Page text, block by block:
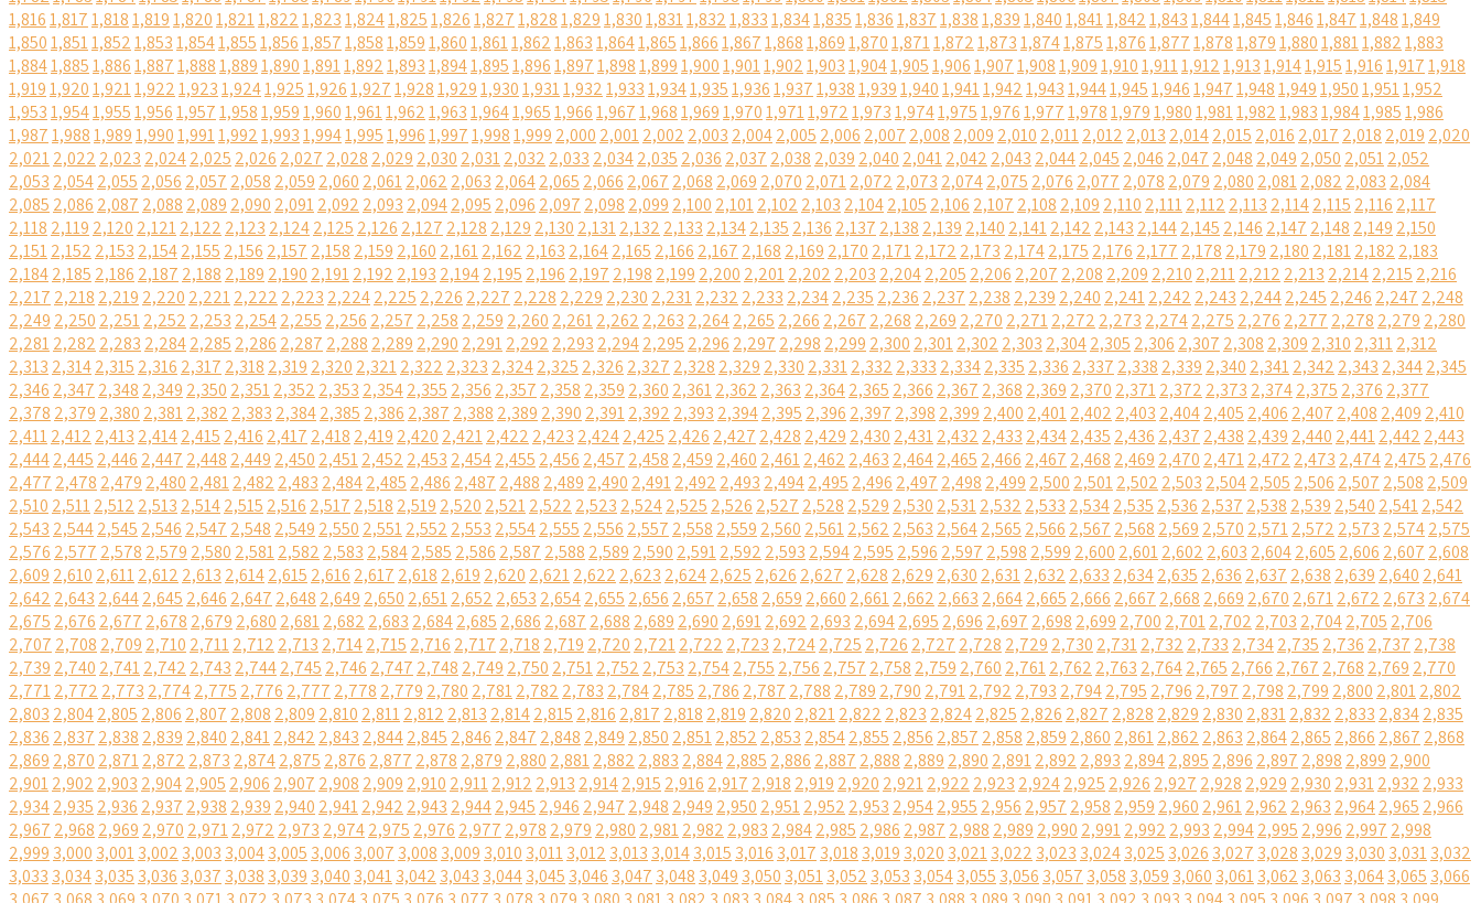
1,8161,8171,8181,8191,8201,8211,8221,8231,8241,8251,8261,8271,8281,8291,8301,8311,8321,8331,8341,8351,8361,8371,8381,8391,8401,8411,8421,8431,8441,8451,8461,8471,8481,849
1,8501,8511,8521,8531,8541,8551,8561,8571,8581,8591,8601,8611,8621,8631,8641,8651,8661,8671,8681,8691,8701,8711,8721,8731,8741,8751,8761,8771,8781,8791,8801,8811,8821,883
1,8841,8851,8861,8871,8881,8891,8901,8911,8921,8931,8941,8951,8961,8971,8981,8991,9001,9011,9021,9031,9041,9051,9061,9071,9081,9091,9101,9111,9121,9131,9141,9151,9161,9171,918
1,9191,9201,9211,9221,9231,9241,9251,9261,9271,9281,9291,9301,9311,9321,9331,9341,9351,9361,9371,9381,9391,9401,9411,9421,9431,9441,9451,9461,9471,9481,9491,9501,9511,952
1,9531,9541,9551,9561,9571,9581,9591,9601,9611,9621,9631,9641,9651,9661,9671,9681,9691,9701,9711,9721,9731,9741,9751,9761,9771,9781,9791,9801,9811,9821,9831,9841,9851,986
1,9871,9881,9891,9901,9911,9921,9931,9941,9951,9961,9971,9981,999 2,000 2,0012,002 2,003 2,0042,005 2,006 2,007 2,008 2,009 2,010 2,0112,012 2,013 2,0142,015 2,016 2,017 2,018 2,019 2,020
2,0212,022 2,023 2,0242,025 2,026 2,027 2,028 2,029 2,030 2,0312,032 2,033 2,0342,035 2,036 2,037 2,038 2,039 2,040 2,0412,042 2,043 2,0442,045 2,046 2,047 2,048 2,049 2,050 2,0512,052
2,053 2,0542,055 2,056 2,057 2,058 2,059 2,060 2,0612,062 2,063 2,0642,065 2,066 2,067 2,068 2,069 2,070 2,0712,072 2,073 2,0742,075 2,076 2,077 2,078 2,079 2,080 2,0812,082 2,083 2,084
2,085 2,086 2,087 2,088 2,089 2,090 2,0912,092 2,093 2,0942,095 2,096 2,097 2,098 2,099 2,100 2,1012,102 2,103 2,1042,105 2,106 2,107 2,108 2,109 2,110 2,1112,112 2,113 2,1142,115 2,116 2,117
2,118 2,119 2,120 2,1212,122 2,123 2,1242,125 2,126 2,127 2,128 2,129 2,130 2,1312,132 2,133 2,1342,135 2,136 2,137 2,138 2,139 2,140 2,1412,142 2,143 2,1442,145 2,146 2,147 2,148 2,149 2,150
2,1512,152 2,153 2,1542,155 2,156 2,157 2,158 2,159 2,160 2,1612,162 2,163 2,1642,165 2,166 2,167 2,168 2,169 2,170 2,1712,172 2,173 2,1742,175 2,176 2,177 2,178 2,179 2,180 2,1812,182 2,183
2,1842,185 2,186 2,187 2,188 2,189 2,190 2,1912,192 2,193 2,1942,195 2,196 2,197 2,198 2,199 2,200 2,2012,202 2,203 2,2042,205 2,206 2,207 2,208 2,209 2,210 2,2112,212 2,213 2,2142,215 2,216
2,217 2,218 2,219 2,220 2,2212,222 2,223 2,2242,225 2,226 2,227 2,228 2,229 2,230 2,2312,232 2,233 2,2342,235 2,236 2,237 2,238 2,239 2,240 2,2412,242 2,243 2,2442,245 2,246 2,247 2,248
2,249 2,250 2,2512,252 2,253 2,2542,255 2,256 2,257 2,258 2,259 2,260 2,2612,262 2,263 2,2642,265 2,266 2,267 2,268 2,269 2,270 2,2712,272 2,273 2,2742,275 2,276 2,277 2,278 2,279 2,280
2,2812,282 2,283 2,2842,285 2,286 2,287 2,288 2,289 2,290 2,2912,292 2,293 2,2942,295 2,296 2,297 2,298 2,299 2,300 2,3012,302 2,303 2,3042,305 2,306 2,307 2,308 2,309 2,310 2,3112,312
2,313 2,3142,315 2,316 2,317 2,318 2,319 2,320 2,3212,322 2,323 2,3242,325 2,326 2,327 2,328 2,329 2,330 2,3312,332 2,333 2,3342,335 2,336 2,337 2,338 2,339 2,340 2,3412,342 2,343 2,3442,345
2,346 2,347 2,348 2,349 2,350 2,3512,352 2,353 2,3542,355 2,356 2,357 2,358 2,359 2,360 2,3612,362 2,363 2,3642,365 2,366 2,367 2,368 2,369 2,370 2,3712,372 2,373 2,3742,375 2,376 2,377
2,378 2,379 2,380 2,3812,382 2,383 2,3842,385 2,386 2,387 2,388 2,389 2,390 2,3912,392 2,393 2,3942,395 2,396 2,397 2,398 2,399 2,400 2,4012,402 2,403 2,4042,405 2,406 2,407 2,408 2,409 2,410
2,4112,412 2,413 2,4142,415 2,416 2,417 2,418 2,419 2,420 2,4212,422 2,423 2,4242,425 2,426 2,427 2,428 2,429 2,430 2,4312,432 2,433 2,4342,435 2,436 2,437 2,438 2,439 2,440 2,4412,442 2,443
2,4442,445 2,446 2,447 2,448 2,449 2,450 2,4512,452 2,453 2,4542,455 2,456 2,457 2,458 2,459 2,460 2,4612,462 2,463 2,4642,465 2,466 2,467 2,468 2,469 2,470 2,4712,472 2,473 2,4742,475 2,476
2,477 2,478 2,479 2,480 2,4812,482 2,483 2,4842,485 2,486 2,487 2,488 2,489 2,490 2,4912,492 2,493 2,4942,495 2,496 2,497 2,498 2,499 2,500 2,5012,502 2,503 2,5042,505 2,506 2,507 2,508 2,509
2,510 2,5112,512 2,513 2,5142,515 2,516 2,517 2,518 2,519 2,520 2,5212,522 2,523 2,5242,525 2,526 2,527 2,528 2,529 2,530 2,5312,532 2,533 2,5342,535 2,536 2,537 2,538 2,539 2,540 2,5412,542
2,543 2,5442,545 2,546 2,547 2,548 2,549 2,550 2,5512,552 2,553 2,5542,555 2,556 2,557 2,558 2,559 2,560 2,5612,562 2,563 2,5642,565 2,566 2,567 2,568 2,569 2,570 2,5712,572 2,573 2,5742,575
2,576 2,577 2,578 2,579 2,580 2,5812,582 2,583 2,5842,585 2,586 2,587 2,588 2,589 2,590 2,5912,592 2,593 2,5942,595 2,596 2,597 2,598 2,599 2,600 2,6012,602 2,603 2,6042,605 2,606 2,607 2,608
2,609 2,610 2,6112,612 2,613 2,6142,615 2,616 2,617 2,618 2,619 2,620 2,6212,622 2,623 2,6242,625 2,626 2,627 2,628 2,629 2,630 2,6312,632 2,633 2,6342,635 2,636 2,637 2,638 2,639 2,640 2,641
2,642 2,643 2,6442,645 2,646 2,647 2,648 2,649 2,650 2,6512,652 2,653 2,6542,655 2,656 2,657 2,658 2,659 2,660 2,6612,662 2,663 2,6642,665 2,666 2,667 2,668 2,669 2,670 2,6712,672 2,673 2,674
2,675 2,676 2,677 2,678 2,679 2,680 2,6812,682 2,683 2,6842,685 2,686 2,687 2,688 2,689 2,690 2,6912,692 2,693 2,6942,695 2,696 2,697 2,698 2,699 2,700 2,7012,702 2,703 2,7042,705 2,706
2,707 2,708 2,709 2,710 2,7112,712 2,713 2,7142,715 2,716 2,717 2,718 2,719 2,720 2,7212,722 2,723 2,7242,725 2,726 2,727 2,728 2,729 2,730 2,7312,732 2,733 2,7342,735 2,736 2,737 2,738
2,739 2,740 2,7412,742 2,743 2,7442,745 2,746 2,747 2,748 2,749 2,750 2,7512,752 2,753 2,7542,755 2,756 2,757 2,758 2,759 2,760 2,7612,762 2,763 2,7642,765 2,766 2,767 2,768 2,769 2,770
2,7712,772 2,773 2,7742,775 2,776 2,777 2,778 2,779 2,780 2,7812,782 2,783 2,7842,785 2,786 2,787 2,788 2,789 2,790 2,7912,792 2,793 2,7942,795 2,796 2,797 2,798 2,799 2,800 2,8012,802
2,803 2,8042,805 2,806 2,807 2,808 2,809 2,810 2,8112,812 2,813 2,8142,815 2,816 2,817 2,818 2,819 2,820 2,8212,822 2,823 2,8242,825 2,826 2,827 2,828 2,829 2,830 2,8312,832 2,833 2,8342,835
2,836 2,837 2,838 2,839 2,840 2,8412,842 2,843 2,8442,845 2,846 2,847 2,848 2,849 2,850 2,8512,852 2,853 2,8542,855 2,856 2,857 2,858 2,859 2,860 2,8612,862 2,863 2,8642,865 2,866 2,867 2,868
2,869 2,870 2,8712,872 2,873 2,8742,875 2,876 2,877 2,878 2,879 2,880 2,8812,882 2,883 2,8842,885 2,886 2,887 2,888 2,889 2,890 2,8912,892 2,893 2,8942,895 2,896 2,897 2,898 2,899 2,900
2,9012,902 2,903 2,9042,905 2,906 2,907 2,908 2,909 2,910 2,9112,912 2,913 2,9142,915 2,916 2,917 2,918 2,919 2,920 2,9212,922 2,923 2,9242,925 2,926 2,927 2,928 2,929 2,930 2,9312,932 2,933
2,9342,935 2,936 2,937 2,938 2,939 2,940 2,9412,942 2,943 2,9442,945 2,946 2,947 2,948 2,949 2,950 2,9512,952 2,953 2,9542,955 2,956 2,957 2,958 2,959 2,960 2,9612,962 2,963 2,9642,965 2,966
2,967 2,968 2,969 2,970 2,9712,972 2,973 2,9742,975 2,976 2,977 2,978 2,979 2,980 2,9812,982 2,983 2,9842,985 2,986 2,987 2,988 2,989 2,990 2,9912,992 2,993 2,9942,995 2,996 2,997 2,998
2,999 3,000 3,0013,002 3,003 3,0043,005 3,006 3,007 3,008 3,009 3,010 3,0113,012 3,013 3,0143,015 3,016 3,017 3,018 3,019 3,020 3,0213,022 3,023 3,0243,025 3,026 3,027 3,028 3,029 3,030 3,0313,032
3,033 3,0343,035 3,036 3,037 3,038 3,039 3,040 3,0413,042 3,043 3,0443,045 3,046 3,047 3,048 3,049 3,050 3,0513,052 3,053 3,0543,055 3,056 3,057 3,058 3,059 3,060 3,0613,062 3,063 3,0643,065 3,066